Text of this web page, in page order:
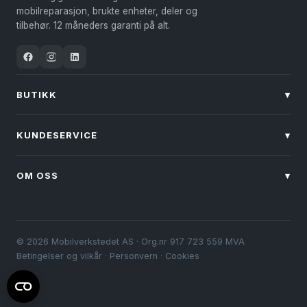
mobilreparasjon, brukte enheter, deler og
tilbehør. 12 måneders garanti på alt.
BUTIKK ▾
KUNDESERVICE ▾
OM OSS ▾
© 2026 Mobilverkstedet AS · Org.nr 917 723 559 MVA
Betingelser og vilkår · Personvern · Cookies